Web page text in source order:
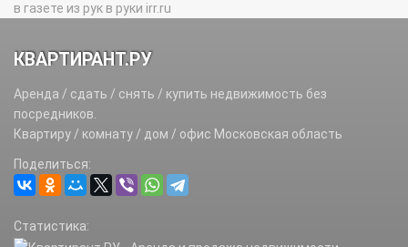
в газете из рук в руки irr.ru
КВАРТИРАНТ.РУ
Аренда / сдать / снять / купить недвижимость без
посредников.
Квартиру / комнату / дом / офис Московская область
Поделиться:
Статистика: